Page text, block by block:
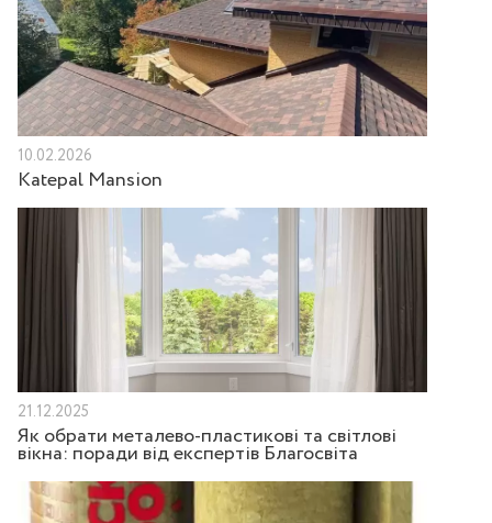
10.02.2026
Katepal Mansion
21.12.2025
Як обрати металево-пластикові та світлові
вікна: поради від експертів Благосвіта